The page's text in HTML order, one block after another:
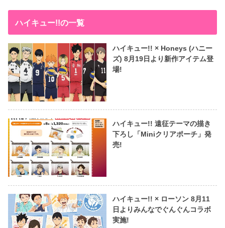
ハイキュー!!の一覧
ハイキュー!! × Honeys (ハニー
ズ) 8月19日より新作アイテム登
場!
ハイキュー!! 遠征テーマの描き
下ろし「Miniクリアポーチ」発
売!
ハイキュー!! × ローソン 8月11
日よりみんなでぐんぐんコラボ
実施!